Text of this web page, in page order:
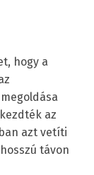
hogy a
az
azt vetíti
távon